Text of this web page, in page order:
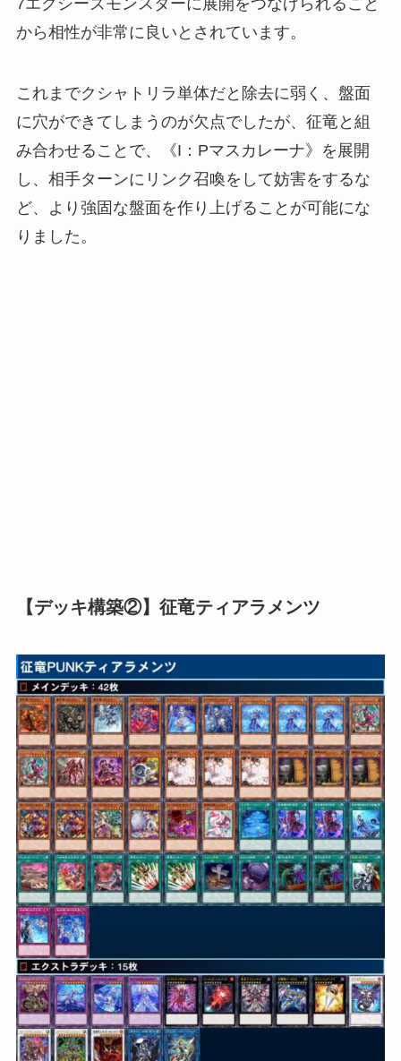
7エクシーズモンスターに展開をつなげられること
から相性が非常に良いとされています。
これまでクシャトリラ単体だと除去に弱く、盤面
に穴ができてしまうのが欠点でしたが、征竜と組
み合わせることで、《I：Pマスカレーナ》を展開
し、相手ターンにリンク召喚をして妨害をするな
ど、より強固な盤面を作り上げることが可能にな
りました。
【デッキ構築②】征竜ティアラメンツ